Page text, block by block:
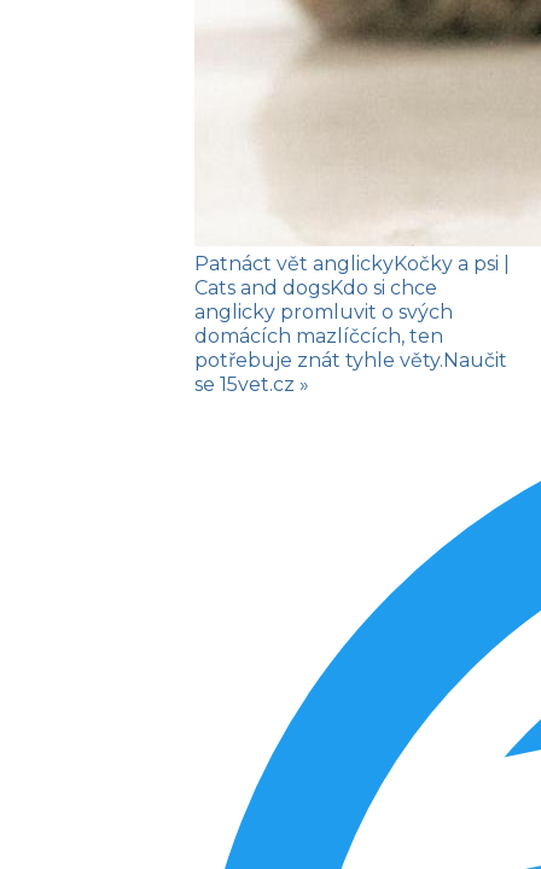
Patnáct vět anglickyKočky a psi
Cats and dogsKdo si chce
anglicky promluvit o svých
domácích mazlíčcích, ten
potřebuje znát tyhle věty.Naučit
se 15vet.cz »